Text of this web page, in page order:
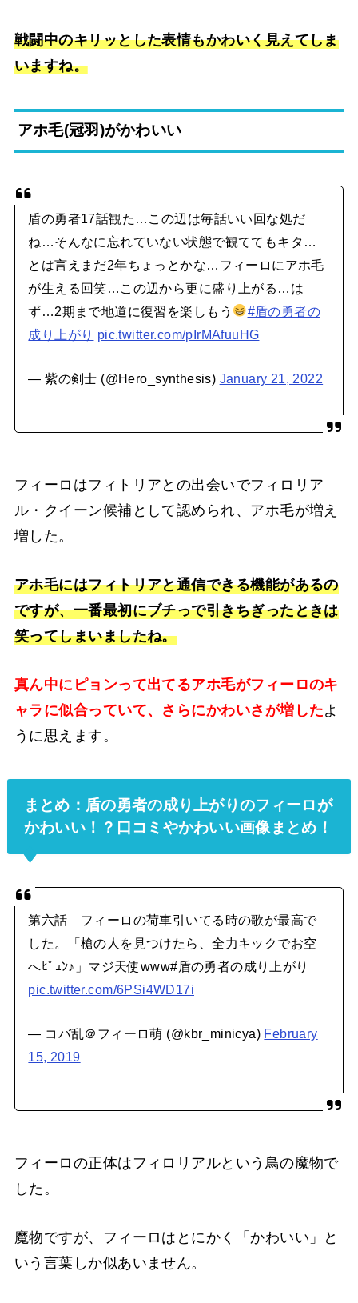
戦闘中のキリッとした表情もかわいく見えてしま
いますね。
アホ毛(冠羽)がかわいい
盾の勇者17話観た…この辺は毎話いい回な処だ
ね…そんなに忘れていない状態で観ててもキタ…
とは言えまだ2年ちょっとかな…フィーロにアホ毛
が生える回笑…この辺から更に盛り上がる…は
ず…2期まで地道に復習を楽しもう
#盾の勇者の
成り上がり pic.twitter.com/pIrMAfuuHG
— 紫の剣士 (@Hero_synthesis) January 21, 2022
フィーロはフィトリアとの出会いでフィロリア
ル・クイーン候補として認められ、アホ毛が増え
増した。
アホ毛にはフィトリアと通信できる機能があるの
ですが、一番最初にブチっで引きちぎったときは
笑ってしまいましたね。
真ん中にピョンって出てるアホ毛がフィーロのキ
ャラに似合っていて、さらにかわいさが増したよ
うに思えます。
まとめ：盾の勇者の成り上がりのフィーロが
かわいい！？口コミやかわいい画像まとめ！
第六話 フィーロの荷車引いてる時の歌が最高で
した。「槍の人を見つけたら、全力キックでお空
へﾋﾟｭﾝ♪」マジ天使www#盾の勇者の成り上がり
pic.twitter.com/6PSi4WD17i
— コバ乱＠フィーロ萌 (@kbr_minicya) February
15, 2019
フィーロの正体はフィロリアルという鳥の魔物で
した。
魔物ですが、フィーロはとにかく「かわいい」と
いう言葉しか似あいません。